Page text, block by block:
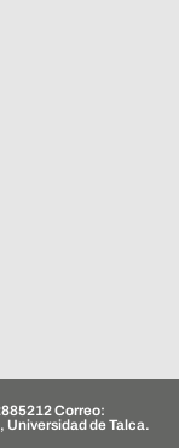
Correo:
de Talca.